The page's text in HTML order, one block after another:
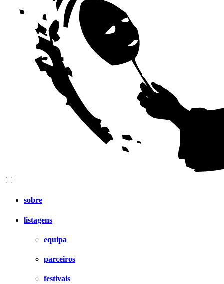
sobre
listagens
equipa
parceiros
festivais